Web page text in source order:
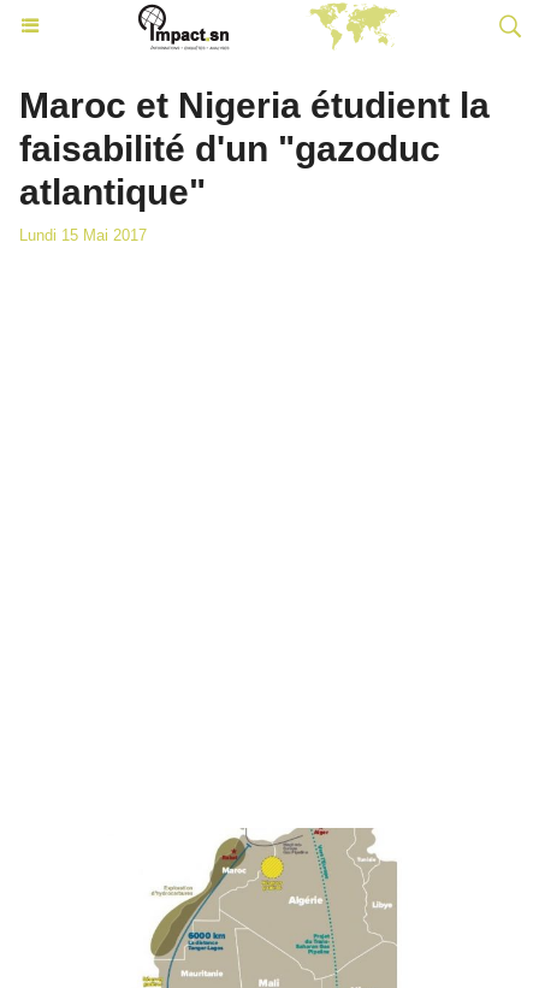
Maroc et Nigeria étudient la
faisabilité d'un "gazoduc
atlantique"
Lundi 15 Mai 2017